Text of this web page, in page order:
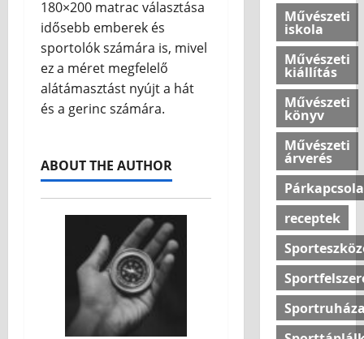
180×200 matrac választása
idősebb emberek és
sportolók számára is, mivel
ez a méret megfelelő
alátámasztást nyújt a hát
és a gerinc számára.
ABOUT THE AUTHOR
j
é
l
l
o
v
a
s
a
b
a
?
Művészeti
iskola
Művészeti
kiállítás
Művészeti
könyv
Művészeti
árverés
receptek